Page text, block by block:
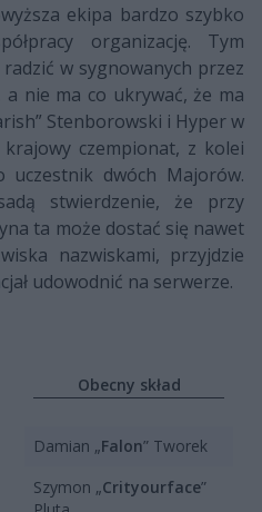
ekipa bardzo szybko
organizację. Tym
w sygnowanych przez
a nie ma co ukrywać, że ma
Stenborowski i Hyper w
czempionat, z kolei
uczestnik dwóch Majorów.
stwierdzenie, że przy
ta może dostać się nawet
nazwiskami, przyjdzie
udowodnić na serwerze.
Obecny skład
Damian „Falon” Tworek
Szymon „Crityourface”